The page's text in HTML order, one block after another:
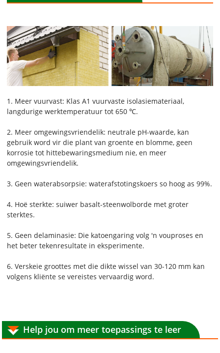
1. Meer vuurvast: Klas A1 vuurvaste isolasiemateriaal,
langdurige werktemperatuur tot 650 ℃.
2. Meer omgewingsvriendelik: neutrale pH-waarde, kan
gebruik word vir die plant van groente en blomme, geen
korrosie tot hittebewaringsmedium nie, en meer
omgewingsvriendelik.
3. Geen waterabsorpsie: waterafstotingskoers so hoog as 99%.
4. Hoë sterkte: suiwer basalt-steenwolborde met groter
sterktes.
5. Geen delaminasie: Die katoengaring volg 'n vouproses en
het beter tekenresultate in eksperimente.
6. Verskeie groottes met die dikte wissel van 30-120 mm kan
volgens kliënte se vereistes vervaardig word.
Help jou om meer toepassings te leer